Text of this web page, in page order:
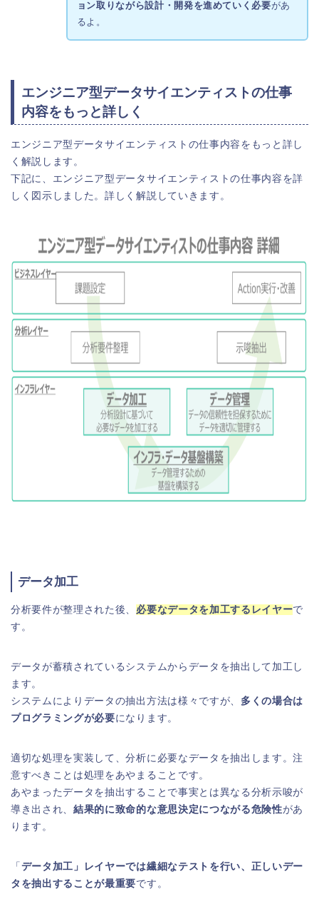
ョン取りながら設計・開発を進めていく必要があ
るよ。
エンジニア型データサイエンティストの仕事
内容をもっと詳しく
エンジニア型データサイエンティストの仕事内容をもっと詳し
く解説します。
下記に、エンジニア型データサイエンティストの仕事内容を詳
しく図示しました。詳しく解説していきます。
データ加工
分析要件が整理された後、 必要なデータを加工するレイヤーで
す。
データが蓄積されているシステムからデータを抽出して加工し
ます。
システムによりデータの抽出方法は様々ですが、 多くの場合は
プログラミングが必要になります。
適切な処理を実装して、分析に必要なデータを抽出します。注
意すべきことは処理をあやまることです。
あやまったデータを抽出することで事実とは異なる分析示唆が
導き出され、結果的に致命的な意思決定につながる危険性があ
ります。
「 データ加工」レイヤーでは繊細なテストを行い、正しいデー
タを抽出することが最重要です。